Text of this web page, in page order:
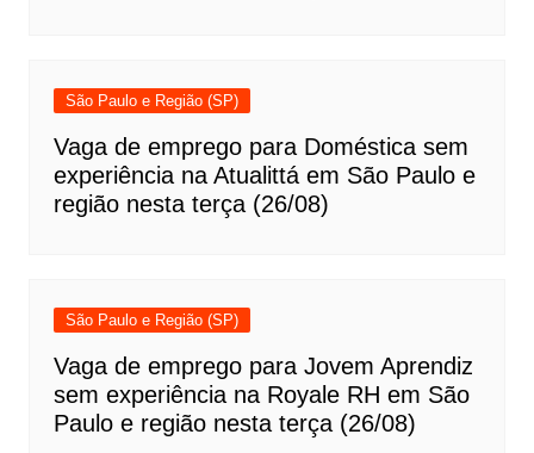
São Paulo e Região (SP)
Vaga de emprego para Doméstica sem
experiência na Atualittá em São Paulo e
região nesta terça (26/08)
São Paulo e Região (SP)
Vaga de emprego para Jovem Aprendiz
sem experiência na Royale RH em São
Paulo e região nesta terça (26/08)